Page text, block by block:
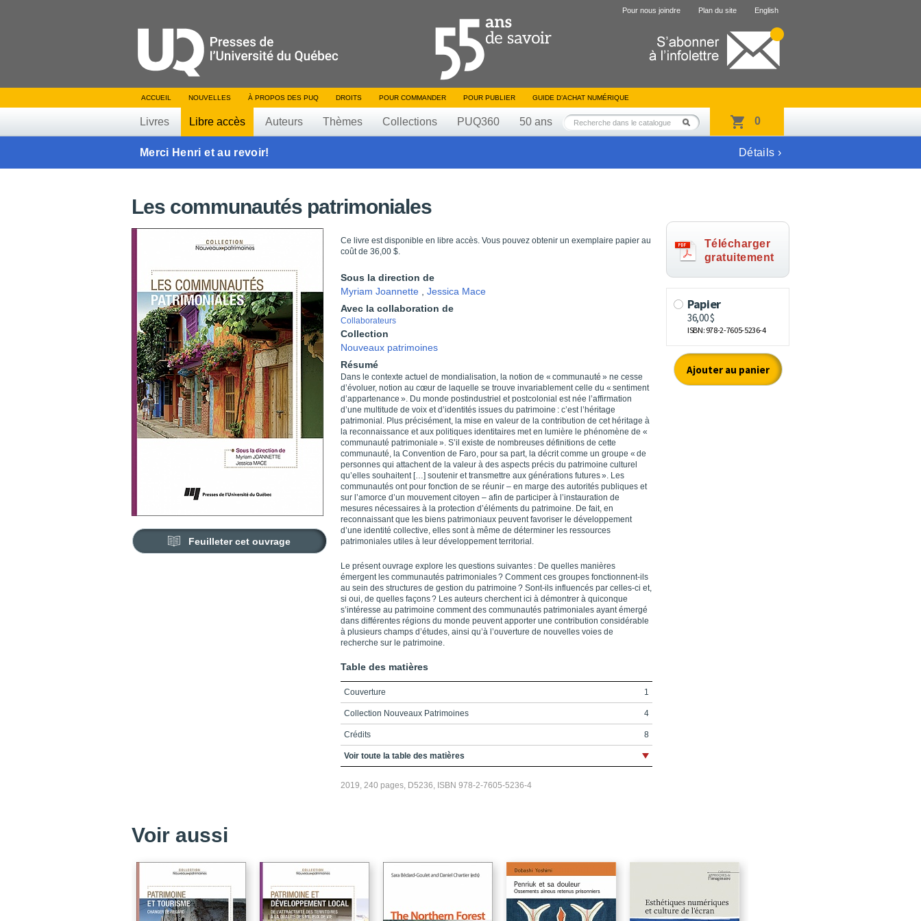
Pour nous joindre Plan du site English
ACCUEIL NOUVELLES À PROPOS DES PUQ DROITS POUR COMMANDER POUR PUBLIER GUIDE D’ACHAT NUMÉRIQUE
Livres Libre accès Auteurs Thèmes Collections PUQ360 50 ans 0
Merci Henri et au revoir! Détails ›
Les communautés patrimoniales
Feuilleter cet ouvrage
Ce livre est disponible en libre accès. Vous pouvez obtenir un exemplaire papier au
coût de 36,00 $.
Sous la direction de
Myriam Joannette
Jessica Mace
Avec la collaboration de
Collaborateurs
Collection
Nouveaux patrimoines
Résumé
Dans le contexte actuel de mondialisation, la notion de « communauté » ne cesse
d’évoluer, notion au cœur de laquelle se trouve invariablement celle du « sentiment
d’appartenance ». Du monde postindustriel et postcolonial est née l’affirmation
d’une multitude de voix et d’identités issues du patrimoine : c’est l’héritage
patrimonial. Plus précisément, la mise en valeur de la contribution de cet héritage à
la reconnaissance et aux politiques identitaires met en lumière le phénomène de «
communauté patrimoniale ». S’il existe de nombreuses définitions de cette
communauté, la Convention de Faro, pour sa part, la décrit comme un groupe « de
personnes qui attachent de la valeur à des aspects précis du patrimoine culturel
qu’elles souhaitent […] soutenir et transmettre aux générations futures ». Les
communautés ont pour fonction de se réunir – en marge des autorités publiques et
sur l’amorce d’un mouvement citoyen – afin de participer à l’instauration de
mesures nécessaires à la protection d’éléments du patrimoine. De fait, en
reconnaissant que les biens patrimoniaux peuvent favoriser le développement
d’une identité collective, elles sont à même de déterminer les ressources
patrimoniales utiles à leur développement territorial.
Le présent ouvrage explore les questions suivantes : De quelles manières
émergent les communautés patrimoniales ? Comment ces groupes fonctionnent-ils
au sein des structures de gestion du patrimoine ? Sont-ils influencés par celles-ci et,
si oui, de quelles façons ? Les auteurs cherchent ici à démontrer à quiconque
s’intéresse au patrimoine comment des communautés patrimoniales ayant émergé
dans différentes régions du monde peuvent apporter une contribution considérable
à plusieurs champs d’études, ainsi qu’à l’ouverture de nouvelles voies de
recherche sur le patrimoine.
Table des matières
Couverture 1
Collection Nouveaux Patrimoines 4
Crédits 8
Remerciements / Acknowledgments 9
PARTIE 2 / Les communautés patrimoniales et l’architecture religieuse /
Heritage communities and religious architecture
PARTIE 3 / Les communautés patrimoniales et le patrimoine culturel
immatériel / Heritage communities and intangible cultural heritage
129
Voir toute la table des matières
2019, 240 pages, D5236, ISBN 978-2-7605-5236-4
Télécharger
gratuitement
Voir aussi